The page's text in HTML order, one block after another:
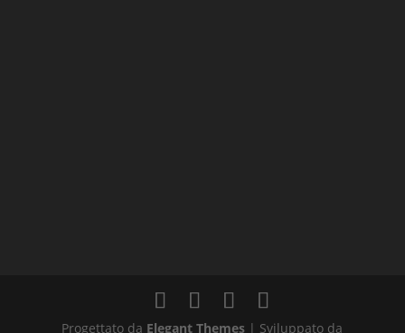
Progettato da Elegant Themes | Sviluppato da